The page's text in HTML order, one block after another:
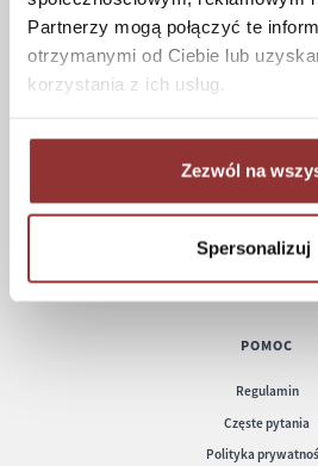
Partnerzy mogą połączyć te
otrzymanymi od Ciebie lub
korzystania z ich usług.
Zezwól na
Spersonalizuj
ZAKUPY
Czas realizacji
Formy płatności
POMOC
Regulamin
Częste pytania
Polityka